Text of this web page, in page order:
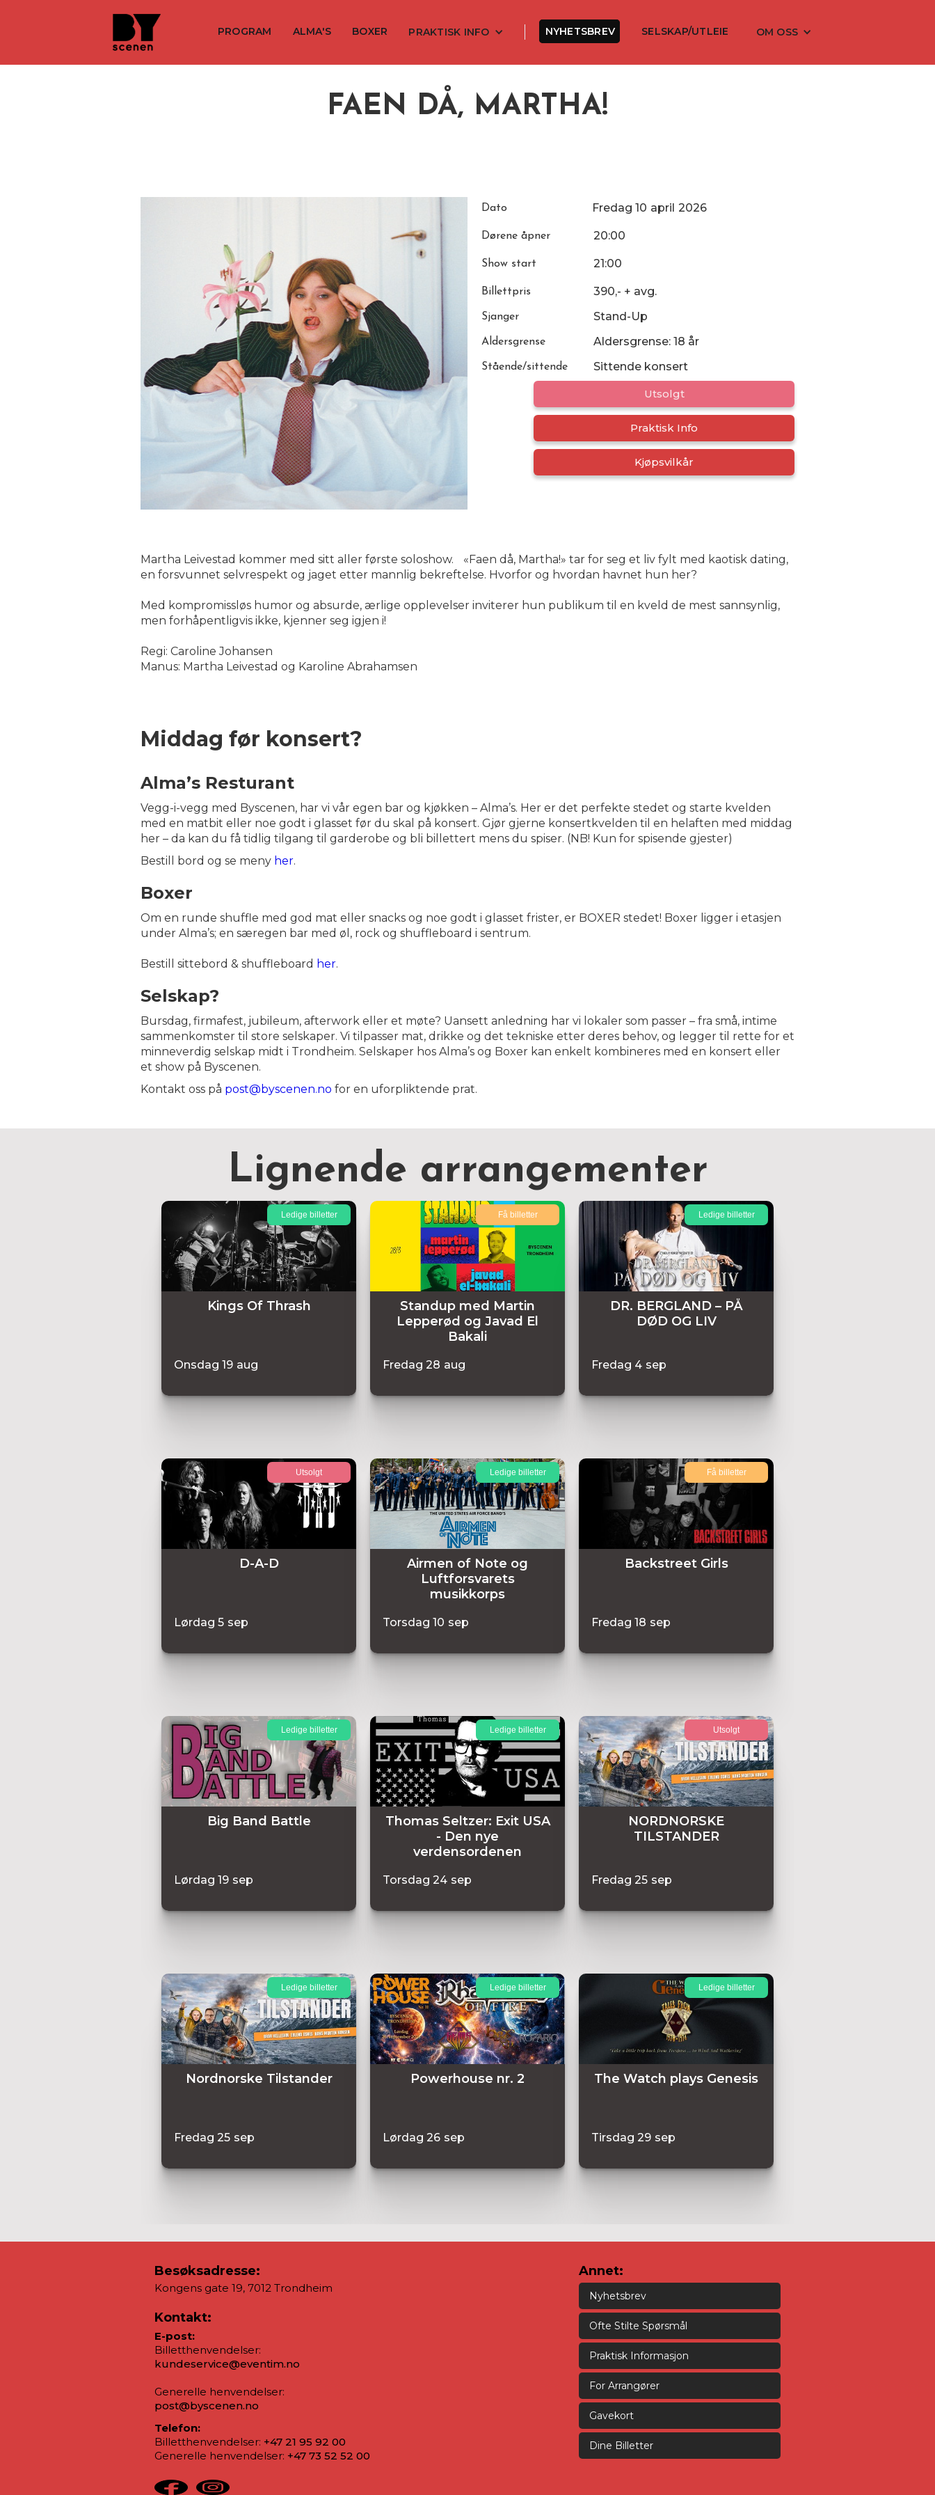
PROGRAM ALMA'S BOXER PRAKTISK INFO NYHETSBREV SELSKAP/UTLEIE OM OSS
FAEN DÅ, MARTHA!
Dato Fredag 10 april 2026
Dørene åpner 20:00
Show start 21:00
Billettpris 390,- + avg.
Sjanger Stand-Up
Aldersgrense Aldersgrense: 18 år
Stående/sittende Sittende konsert
Utsolgt
Praktisk Info
Kjøpsvilkår
Martha Leivestad kommer med sitt aller første soloshow. «Faen då, Martha!» tar for seg et liv fylt med kaotisk dating,
en forsvunnet selvrespekt og jaget etter mannlig bekreftelse. Hvorfor og hvordan havnet hun her?
Med kompromissløs humor og absurde, ærlige opplevelser inviterer hun publikum til en kveld de mest sannsynlig,
men forhåpentligvis ikke, kjenner seg igjen i!
Regi: Caroline Johansen
Manus: Martha Leivestad og Karoline Abrahamsen
Middag før konsert?
Alma’s Resturant
Vegg-i-vegg med Byscenen, har vi vår egen bar og kjøkken – Alma’s. Her er det perfekte stedet og starte kvelden
med en matbit eller noe godt i glasset før du skal på konsert. Gjør gjerne konsertkvelden til en helaften med middag
her – da kan du få tidlig tilgang til garderobe og bli billettert mens du spiser. (NB! Kun for spisende gjester)
Bestill bord og se meny her.
Boxer
Om en runde shuffle med god mat eller snacks og noe godt i glasset frister, er BOXER stedet! Boxer ligger i etasjen
under Alma’s; en særegen bar med øl, rock og shuffleboard i sentrum.
Bestill sittebord & shuffleboard her.
Selskap?
Bursdag, firmafest, jubileum, afterwork eller et møte? Uansett anledning har vi lokaler som passer – fra små, intime
sammenkomster til store selskaper. Vi tilpasser mat, drikke og det tekniske etter deres behov, og legger til rette for et
minneverdig selskap midt i Trondheim. Selskaper hos Alma’s og Boxer kan enkelt kombineres med en konsert eller
et show på Byscenen.
Kontakt oss på post@byscenen.no for en uforpliktende prat.
Lignende arrangementer
Kings Of Thrash
Onsdag 19 aug
Ledige billetter
Standup med Martin
Lepperød og Javad El
Bakali
Fredag 28 aug
Få billetter
DR. BERGLAND – PÅ
DØD OG LIV
Fredag 4 sep
Ledige billetter
D-A-D
Lørdag 5 sep
Utsolgt
Airmen of Note og
Luftforsvarets
musikkorps
Torsdag 10 sep
Ledige billetter
Backstreet Girls
Fredag 18 sep
Få billetter
Big Band Battle
Lørdag 19 sep
Ledige billetter
Thomas Seltzer: Exit USA
- Den nye
verdensordenen
Torsdag 24 sep
Ledige billetter
NORDNORSKE
TILSTANDER
Fredag 25 sep
Utsolgt
Nordnorske Tilstander
Fredag 25 sep
Ledige billetter
Powerhouse nr. 2
Lørdag 26 sep
Ledige billetter
The Watch plays Genesis
Tirsdag 29 sep
Ledige billetter
Besøksadresse:
Kongens gate 19, 7012 Trondheim
Kontakt:
E-post:
Billetthenvendelser:
kundeservice@eventim.no
Generelle henvendelser:
post@byscenen.no
Telefon:
Billetthenvendelser: +47 21 95 92 00
Generelle henvendelser: +47 73 52 52 00
Annet:
Nyhetsbrev
Ofte Stilte Spørsmål
Praktisk Informasjon
For Arrangører
Gavekort
Dine Billetter